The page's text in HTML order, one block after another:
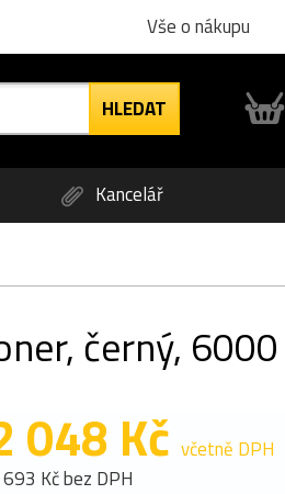
Vše o nákupu
Kancelář
černý,
048 Kč včetně DPH
Kč bez DPH